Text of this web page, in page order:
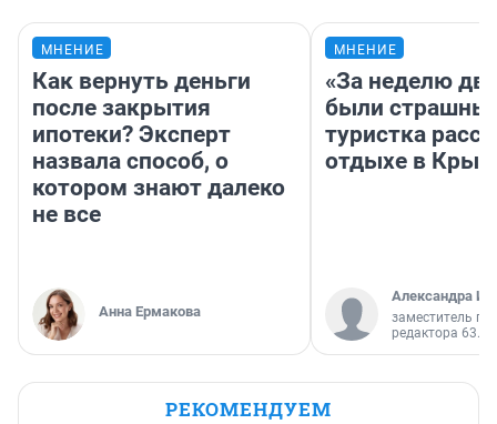
МНЕНИЕ
Как вернуть деньги
после закрытия
ипотеки? Эксперт
назвала способ, о
котором знают далеко
не все
Анна Ермакова
МНЕНИЕ
«За неделю
были
туристка
отдыхе в
Александра
заместитель
редактора 63.RU
РЕКОМЕНДУЕМ